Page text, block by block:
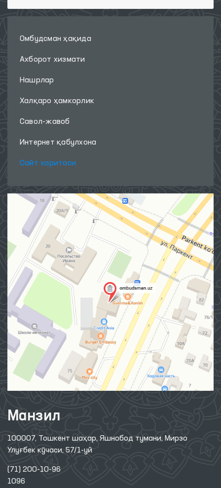
Омбудсман ҳақида
Ахборот хизмати
Нашрлар
Халқаро ҳамкорлик
Савол-жавоб
Интернет қабулхона
Сайт харитаси
Манзил
100007, Тошкент шаҳар, Яшнобод тумани, Мирзо
Улуғбек кўчаси, 57/1-уй
(71) 200-10-96
1096